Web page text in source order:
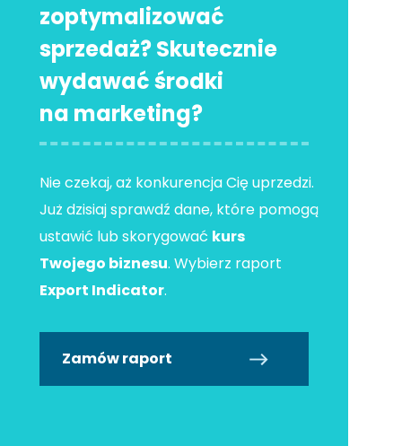
zoptymalizować
sprzedaż? Skutecznie
wydawać środki
na marketing?
Nie czekaj, aż konkurencja Cię uprzedzi.
Już dzisiaj sprawdź dane, które pomogą
ustawić lub skorygować kurs
Twojego biznesu. Wybierz raport
Export Indicator.
Zamów raport